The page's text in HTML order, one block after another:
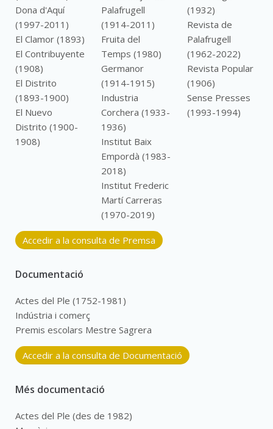
Dona d'Aquí
(1997-2011)
El Clamor (1893)
El Contribuyente
(1908)
El Distrito
(1893-1900)
El Nuevo
Distrito (1900-
1908)
Palafrugell
(1914-2011)
Fruita del
Temps (1980)
Germanor
(1914-1915)
Industria
Corchera (1933-
1936)
Institut Baix
Empordà (1983-
2018)
Institut Frederic
Martí Carreras
(1970-2019)
(1932)
Revista de
Palafrugell
(1962-2022)
Revista Popular
(1906)
Sense Presses
(1993-1994)
Accedir a la consulta de Premsa
Documentació
Actes del Ple (1752-1981)
Indústria i comerç
Premis escolars Mestre Sagrera
Accedir a la consulta de Documentació
Més documentació
Actes del Ple (des de 1982)